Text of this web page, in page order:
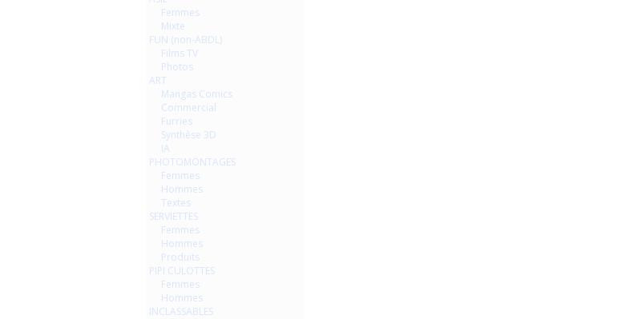
Femmes
Mixte
FUN (non-ABDL)
Films TV
Photos
ART
Mangas Comics
Commercial
Furries
Synthèse 3D
IA
PHOTOMONTAGES
Femmes
Hommes
Textes
SERVIETTES
Femmes
Hommes
Produits
PIPI CULOTTES
Femmes
Hommes
INCLASSABLES